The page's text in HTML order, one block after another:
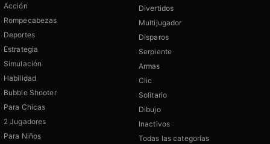
Acción
Rompecabezas
Deportes
Estrategia
Simulación
Habilidad
Bubble Shooter
Para Chicas
2 Jugadores
Para Niños
Divertidos
Multijugador
Disparos
Serpiente
Armas
Clic
Solitario
Dibujo
Inactivos
Todas las categorías